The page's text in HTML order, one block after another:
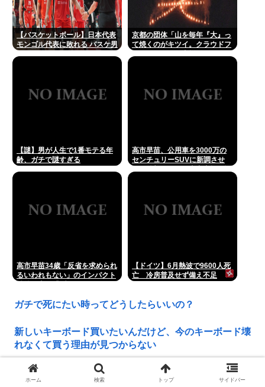
【バスケットボール】日本代表
モンゴル代表に敗れる バスケ男
京都の団体「山を毎年『大』っ
て焼くのがキツイ。クラウドフ
【謎】男が人生で1番モテる年
齢、ガチで謎すぎる
高市早苗、公用車を3000万の
センチュリーSUVに新調させ
高市早苗34歳「反省を求められ
るいわれもない」のインパクト
【ドイツ】6月熱波で9600人死
亡 冷房普及せず備え不足
ガチで死にたい時ってどうしたらいいの？
新しいキーボード買いたいんだけど、今のキーボード壊
れなくて買う理由が見つからない
ゲイが食ってそうなグミwww
ホーム 検索 トップ サイドバー